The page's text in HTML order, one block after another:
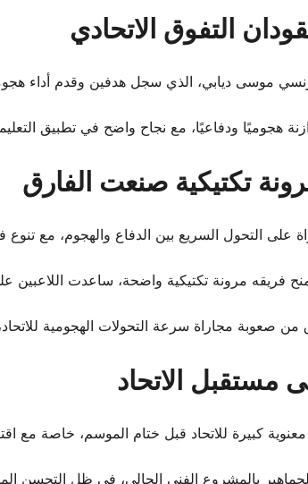
التفوق الاتحادي
موسى ديابي، الذي سجل هدفين وقدم أداء
هجوميًا ودفاعيًا، مع نجاح واضح في تطبيق
تكتيكية صنعت الفارق
على التحول السريع بين الدفاع والهجوم، مع
فريقه مرونة تكتيكية واضحة، ساعدت
من صعوبة مجاراة سرعة التحولات الهجومية
مستقبل الاتحاد
كبيرة للاتحاد قبل ختام الموسم، خاصة مع
بالمشروع الفني الحالي، في ظل التحسن